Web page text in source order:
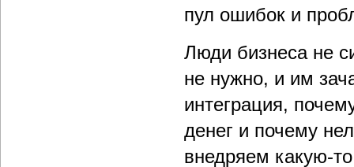
пул ошибок и
Люди бизнеса не
не нужно, и им
интеграция,
денег и почему
внедряем какую-